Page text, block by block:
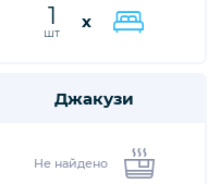
1
шт
x
Джакузи
Не найдено